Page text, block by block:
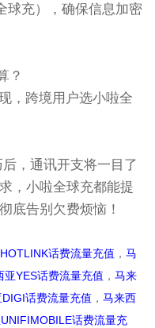
球充），确保信息加密
？
，跨境用户选小啦全
，通讯开支将一目了
，小啦全球充都能提
底告别欠费烦恼！
话费流量充值 ，马
亚YES话费流量充值 ，马来
话费流量充值 ，马来西
话费流量充